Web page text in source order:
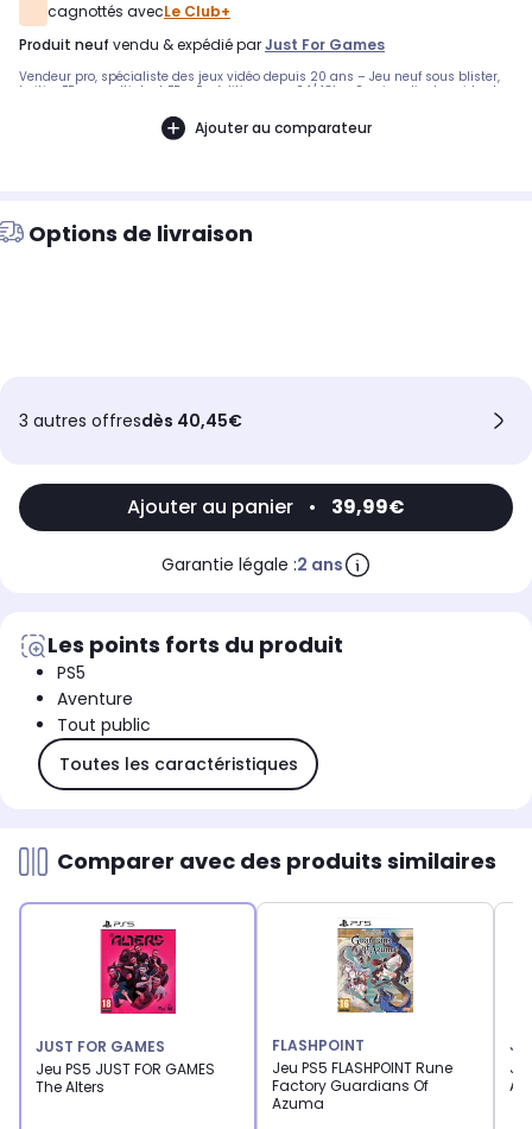
cagnottés avecLe Club+
produit neuf vendu & expédié parJust For Games
Vendeur pro, spécialiste des jeux vidéo depuis 20 ans – Jeu neuf sous blister,
boitier FR ou multi dont FR - Expédition sous 24/48h - Service client rapide et
Ajouter au comparateur
Options de livraison
3 autres offresdès 40,45€
Ajouter au panier • 39,99€
Garantie légale :2 ans
Les points forts du produit
PS5
Aventure
Tout public
Toutes les caractéristiques
Comparer avec des produits similaires
JUST FOR GAMES
Jeu PS5 JUST FOR GAMES
The Alters
FLASHPOINT
Jeu PS5 FLASHPOINT Rune
Factory Guardians Of
Azuma